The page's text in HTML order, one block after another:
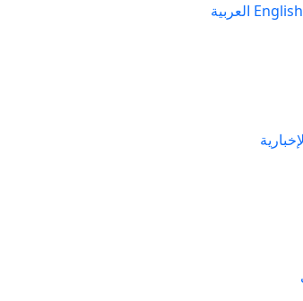
English العربية